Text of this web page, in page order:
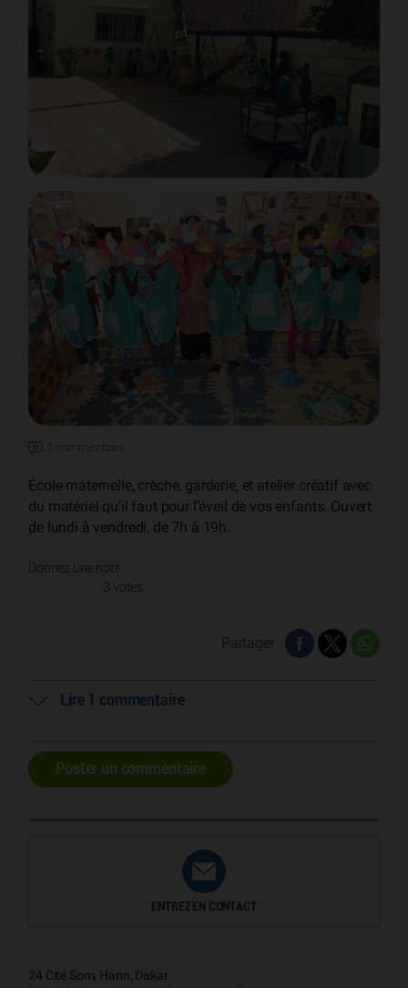
1 commentaire
École maternelle, crèche, garderie, et atelier créatif avec
du matériel qu’il faut pour l’éveil de vos enfants. Ouvert
de lundi à vendredi, de 7h à 19h.
Donnez une note
3 votes
Partager
Lire 1 commentaire
Poster un commentaire
ENTREZ EN CONTACT
24 Cité Som, Hann, Dakar